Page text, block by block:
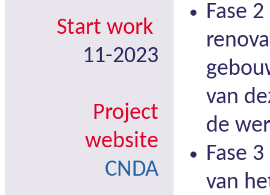
Start work
11-2023
Project
website
CNDA
Fase
van
de
Fase
van